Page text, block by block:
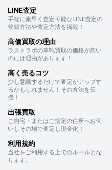
LINE査定
手軽に素早く査定可能なLINE査定の
登録方法や査定方法を掲載！
高価買取の理由
ラストラボの革靴買取の価格が高い
のには理由があります！
高く売るコツ
少し意識するだけで査定がアップす
るかもしれません！その方法を伝
授！
出張買取
ご自宅・またはご指定の住所へお伺
いしその場で査定し現金化！
利用規約
当社をご利用する上でのルールとな
ります。